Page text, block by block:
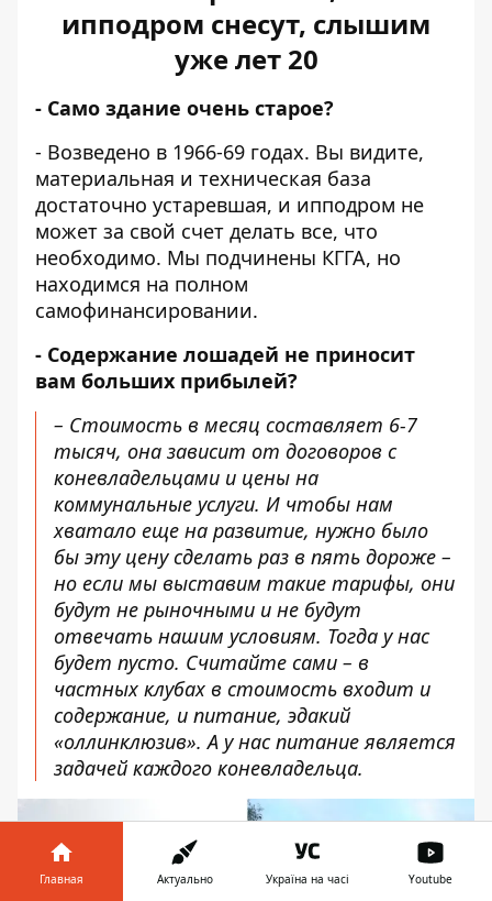
ипподром снесут, слышим
уже лет 20
- Само здание очень старое?
- Возведено в 1966-69 годах. Вы видите,
материальная и техническая база
достаточно устаревшая, и ипподром не
может за свой счет делать все, что
необходимо. Мы подчинены КГГА, но
находимся на полном
самофинансировании.
- Содержание лошадей не приносит
вам больших прибылей?
– Стоимость в месяц составляет 6-7
тысяч, она зависит от договоров с
коневладельцами и цены на
коммунальные услуги. И чтобы нам
хватало еще на развитие, нужно было
бы эту цену сделать раз в пять дороже –
но если мы выставим такие тарифы, они
будут не рыночными и не будут
отвечать нашим условиям. Тогда у нас
будет пусто. Считайте сами – в
частных клубах в стоимость входит и
содержание, и питание, эдакий
«оллинклюзив». А у нас питание является
задачей каждого коневладельца.
Главная Актуально Україна на часі Youtube